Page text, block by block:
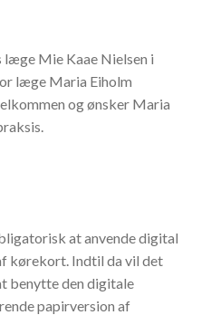
Mie Kaae Nielsen i
læge Maria Eiholm
og ønsker Maria
at anvende digital
kørekort. Indtil da vil det
benytte den digitale
papirversion af